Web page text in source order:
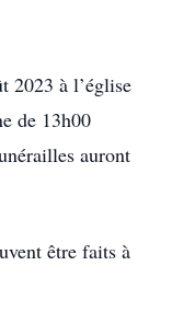
2023 à l’église
de 13h00
auront
être faits à